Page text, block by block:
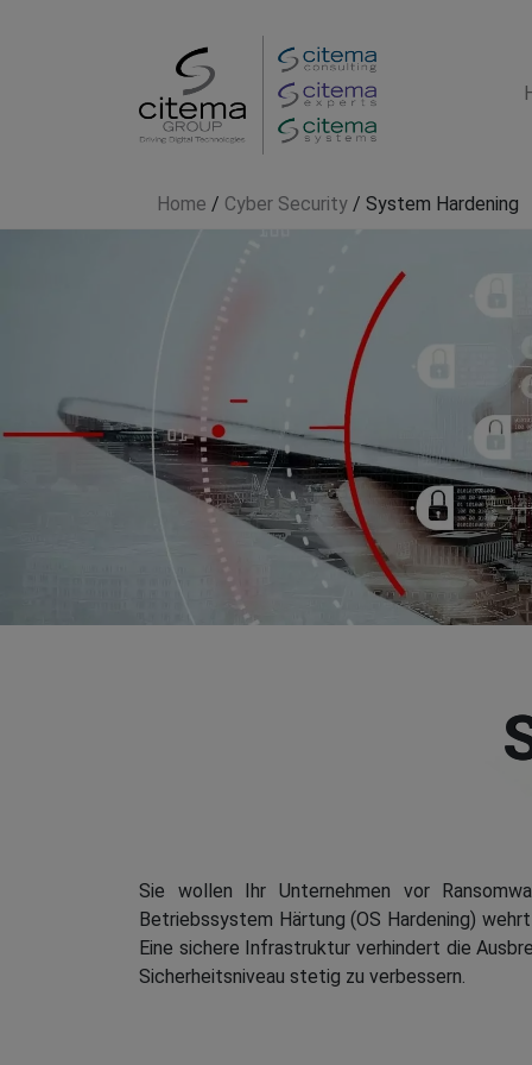
Home / Cyber Security / System Hardening
Sie wollen Ihr Unternehmen vor
Betriebssystem Härtung (OS Hardening)
Eine sichere Infrastruktur verhindert die
Sicherheitsniveau stetig zu verbessern.